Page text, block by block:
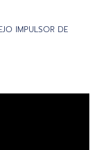
IMPULSOR DE